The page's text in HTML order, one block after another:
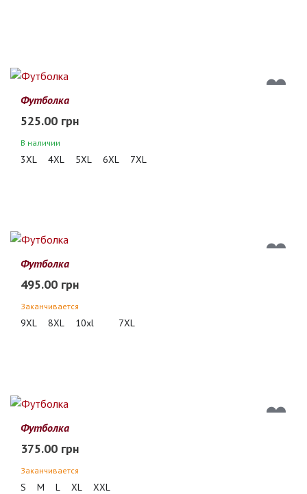
Футболка
525.00 грн
В наличии
3XL 4XL 5XL 6XL 7XL
Футболка
495.00 грн
Заканчивается
9XL 8XL 10xl 7XL
Футболка
375.00 грн
Заканчивается
S M L XL XXL